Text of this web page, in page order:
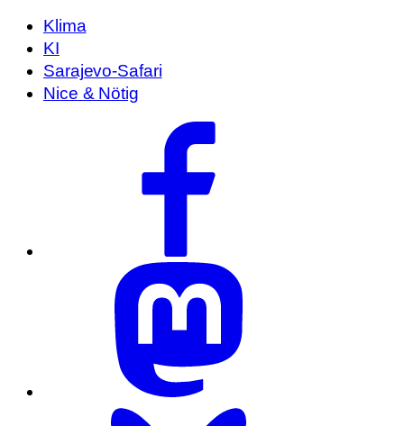
Klima
KI
Sarajevo-Safari
Nice & Nötig